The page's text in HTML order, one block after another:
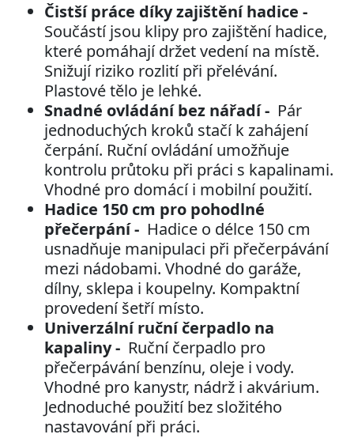
Čistší práce díky zajištění hadice -
Součástí jsou klipy pro zajištění hadice,
které pomáhají držet vedení na místě.
Snižují riziko rozlití při přelévání.
Plastové tělo je lehké.
Snadné ovládání bez nářadí - Pár
jednoduchých kroků stačí k zahájení
čerpání. Ruční ovládání umožňuje
kontrolu průtoku při práci s kapalinami.
Vhodné pro domácí i mobilní použití.
Hadice 150 cm pro pohodlné
přečerpání - Hadice o délce 150 cm
usnadňuje manipulaci při přečerpávání
mezi nádobami. Vhodné do garáže,
dílny, sklepa i koupelny. Kompaktní
provedení šetří místo.
Univerzální ruční čerpadlo na
kapaliny - Ruční čerpadlo pro
přečerpávání benzínu, oleje i vody.
Vhodné pro kanystr, nádrž i akvárium.
Jednoduché použití bez složitého
nastavování při práci.